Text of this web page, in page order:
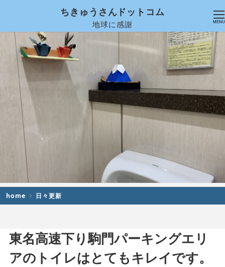
ちきゅうさんドットコム
地球に感謝 MENU
home 日々更新
東名高速下り駒門パーキングエリ
アのトイレはとてもキレイです。